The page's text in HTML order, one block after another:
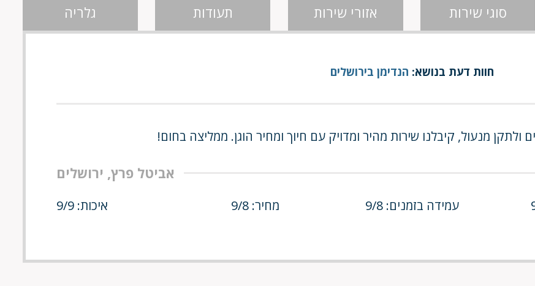
סוגי שירות אזורי שירות תעודות גלריה
חוות דעת בנושא: הנדימן בירושלים
ולתקן מנעול, קיבלנו שירות מהיר ומדויק עם חיוך ומחיר הוגן. ממליצה בחום!
אביטל פרץ, ירושלים
עמידה בזמנים: 9/8 מחיר: 9/8 איכות: 9/9